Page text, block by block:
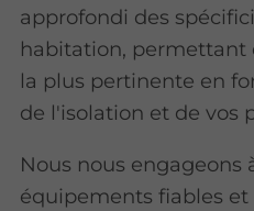
approfondi des
habitation, permettant
la plus pertinente en
de l'isolation et de vos
Nous nous engageons
équipements fiables et